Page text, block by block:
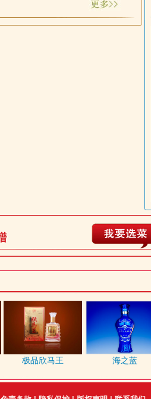
极品欣马王 海之蓝